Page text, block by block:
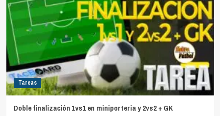
Tareas
Doble finalización 1vs1 en miniporteria y 2vs2 + GK